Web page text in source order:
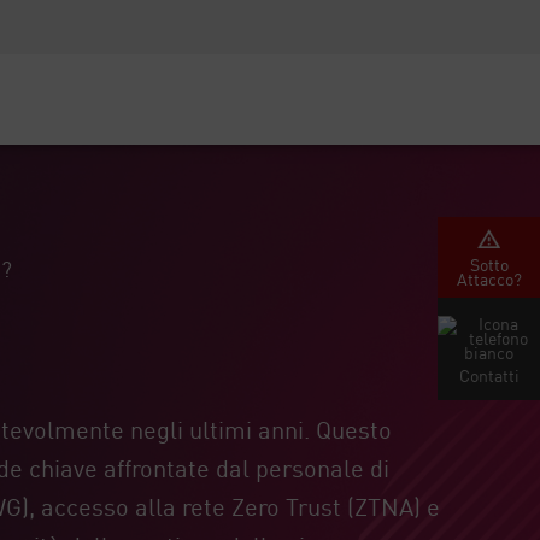
negli ultimi anni. Questo
chiave affrontate dal personale di
accesso alla rete Zero Trust (ZTNA) e
Sotto
Attacco?
Contatti